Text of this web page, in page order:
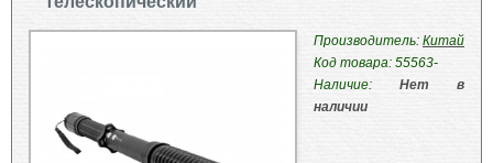
Производитель: Китай
Код товара: 55563-
Наличие: Нет в
наличии